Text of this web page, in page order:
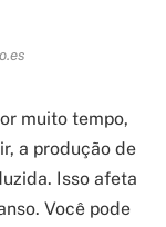
muito tempo,
a produção de
Isso afeta
Você pode